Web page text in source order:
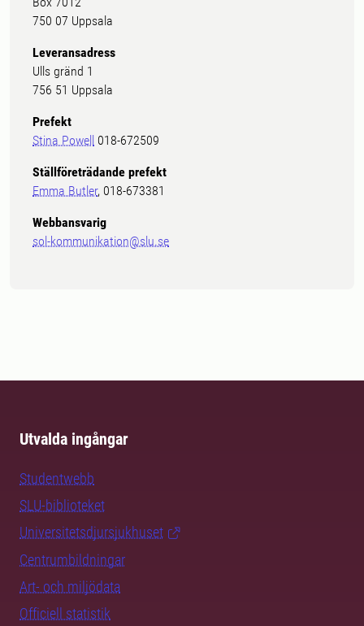
750 07 Uppsala
Leveransadress
Ulls gränd 1
756 51 Uppsala
Prefekt
Stina Powell 018-672509
Ställföreträdande prefekt
Emma Butler, 018-673381
Webbansvarig
sol-kommunikation@slu.se
Utvalda ingångar
Studentwebb
SLU-biblioteket
Universitetsdjursjukhuset
Centrumbildningar
Art- och miljödata
Officiell statistik